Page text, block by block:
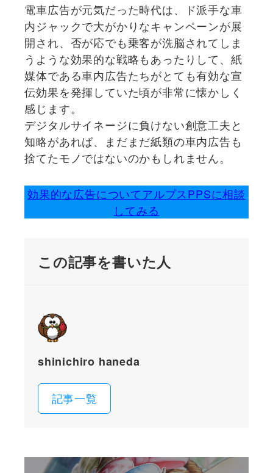
電車広告が元気だった時代は、ド派手な車
内ジャックで大がかりなキャンペーンが展
開され、否が応でも乗客が洗脳されてしま
うような効果的な戦略もあったりして、紙
媒体である車内広告たちがとても有効な宣
伝効果を発揮していた頃が非常に懐かしく
感じます。
デジタルサイネージに負けない創意工夫と
知略があれば、まだまだ紙類の車内広告も
捨てたモノではないのかもしれません。
効果的な広告についてアルプスPPSに相談
してみる
この記事を書いた人
shinichiro haneda
記事一覧